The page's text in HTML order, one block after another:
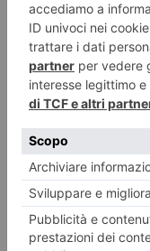
continua ricerca di sé
O, peggio di trovarsi.
Gianni Milani
“Insight – Inside”
Galleria
328/4820897 o